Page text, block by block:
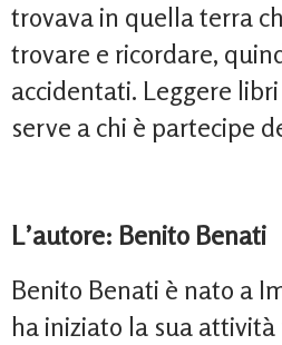
trovava in quella terra
trovare e ricordare,
accidentati. Leggere
serve a chi è partecipe
L’autore: Benito Benati
Benito Benati è nato a
ha iniziato la sua